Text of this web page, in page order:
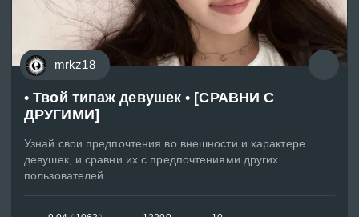
mrkz18
• Твой типаж девушек • [СРАВНИ С
ДРУГИМИ]
Узнай свои предпочтения во внешности и характере
девушек, и сравни их с предпочтениями других
пользователей.